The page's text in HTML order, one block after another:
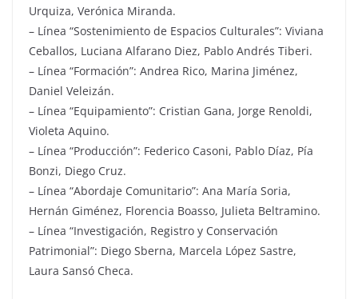
Urquiza, Verónica Miranda.
– Línea “Sostenimiento de Espacios Culturales”: Viviana
Ceballos, Luciana Alfarano Diez, Pablo Andrés Tiberi.
– Línea “Formación”: Andrea Rico, Marina Jiménez,
Daniel Veleizán.
– Línea “Equipamiento”: Cristian Gana, Jorge Renoldi,
Violeta Aquino.
– Línea “Producción”: Federico Casoni, Pablo Díaz, Pía
Bonzi, Diego Cruz.
– Línea “Abordaje Comunitario”: Ana María Soria,
Hernán Giménez, Florencia Boasso, Julieta Beltramino.
– Línea “Investigación, Registro y Conservación
Patrimonial”: Diego Sberna, Marcela López Sastre,
Laura Sansó Checa.